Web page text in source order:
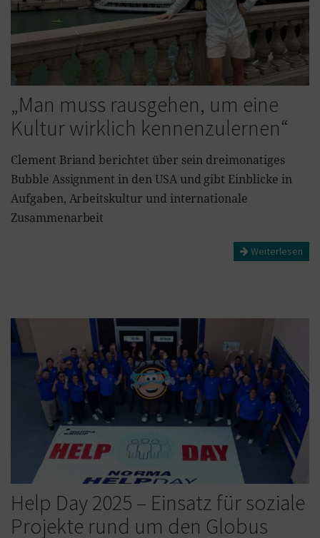
„Man muss rausgehen, um eine
Kultur wirklich kennenzulernen“
Clement Briand berichtet über sein dreimonatiges
Bubble Assignment in den USA und gibt Einblicke in
Aufgaben, Arbeitskultur und internationale
Zusammenarbeit
Weiterlesen
Help Day 2025 – Einsatz für soziale
Projekte rund um den Globus